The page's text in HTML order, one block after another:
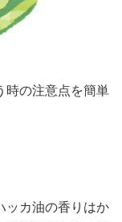
時の注意点を簡単
ッカ油の香りはか